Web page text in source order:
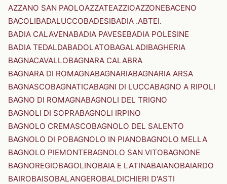
AZZANO SAN PAOLOAZZATEAZZIOAZZONEBACENO
BACOLIBADALUCCOBADESIBADIA .ABTEI.
BADIA CALAVENABADIA PAVESEBADIA POLESINE
BADIA TEDALDABADOLATOBAGALADIBAGHERIA
BAGNACAVALLOBAGNARA CALABRA
BAGNARA DI ROMAGNABAGNARIABAGNARIA ARSA
BAGNASCOBAGNATICABAGNI DI LUCCABAGNO A RIPOLI
BAGNO DI ROMAGNABAGNOLI DEL TRIGNO
BAGNOLI DI SOPRABAGNOLI IRPINO
BAGNOLO CREMASCOBAGNOLO DEL SALENTO
BAGNOLO DI POBAGNOLO IN PIANOBAGNOLO MELLA
BAGNOLO PIEMONTEBAGNOLO SAN VITOBAGNONE
BAGNOREGIOBAGOLINOBAIA E LATINABAIANOBAIARDO
BAIROBAISOBALANGEROBALDICHIERI D'ASTI